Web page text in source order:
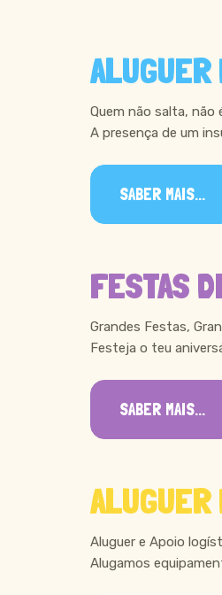
Quem não salta, não
A presença de um
SABER MAIS...
FESTAS
Grandes Festas,
Festeja o teu
SABER MAIS...
ALUGUER
Aluguer e Apoio
Alugamos